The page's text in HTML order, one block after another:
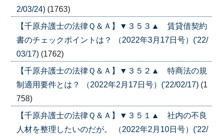
2/03/24) (1763)
【千原弁護士の法律Ｑ＆Ａ】▼３５３▲ 賃貸借契約
書のチェックポイントは？ （2022年3月17日号）('22/
03/17) (1762)
【千原弁護士の法律Ｑ＆Ａ】▼３５２▲ 特商法の規
制適用要件とは？ （2022年2月17日号）('22/02/17) (1
758)
【千原弁護士の法律Ｑ＆Ａ】▼３５１▲ 社内の不良
人材を整理したいのだが。 （2022年2月10日号）('22/